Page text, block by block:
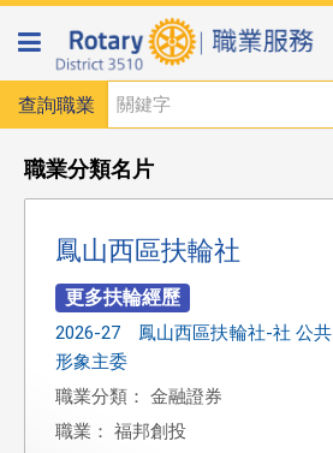
查詢職業
職業分類名片
鳳山西區扶輪社
2026-27 鳳山西區扶輪社-社 公共
形象主委
職業分類： 金融證券
職業： 福邦創投